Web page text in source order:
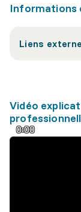
Informations
Liens
Vidéo
0:00